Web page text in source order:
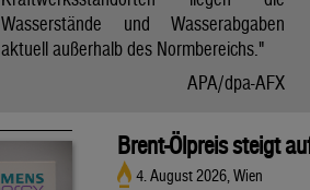
Wasserstände und Wasserabgaben
aktuell außerhalb des Normbereichs."
APA/dpa-AFX
Brent-Ölpreis steigt
4. August 2026, Wien